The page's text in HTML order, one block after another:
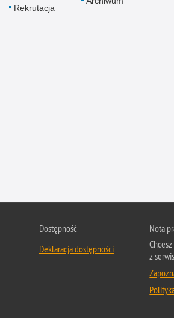
Rekrutacja
Dostępność
Deklaracja dostępności
Nota
z